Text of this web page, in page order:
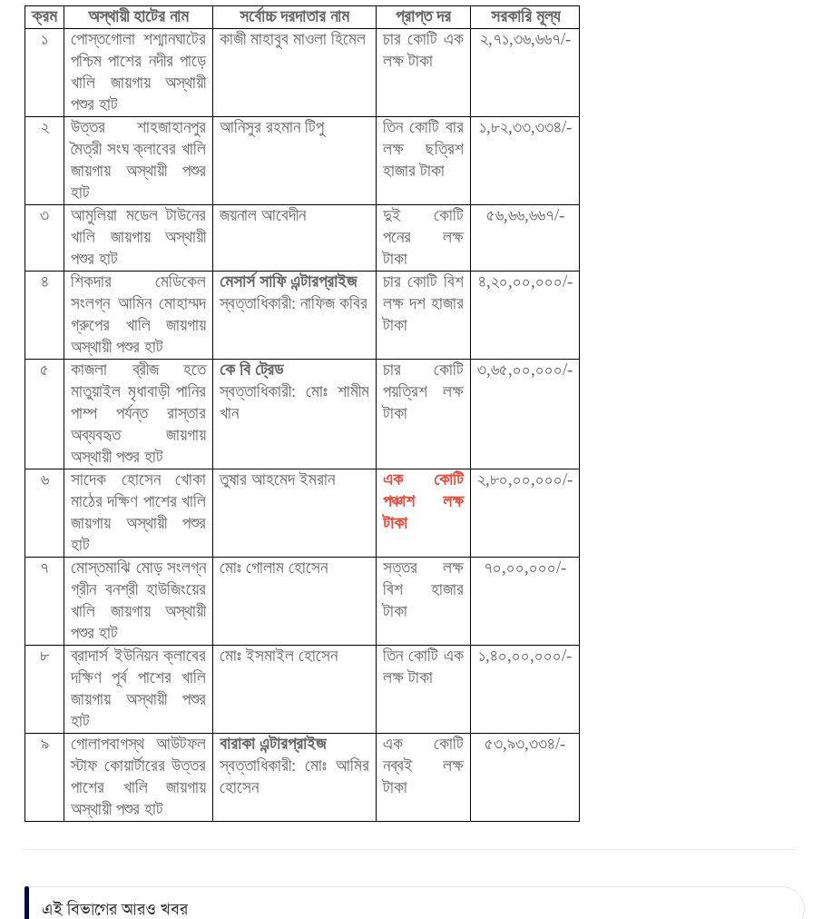
ক্রম
অস্থায়ী হাটের নাম সর্বোচ্চ দরদাতার নাম প্রাপ্ত দর
সরকারি মূল্য
১
পোস্তগোলা শশ্মানঘাটের
পশ্চিম পাশের নদীর পাড়ে
খালি জায়গায় অস্থায়ী
পশুর হাট
কাজী মাহাবুব মাওলা হিমেল
চার কোটি এক
লক্ষ টাকা
২,৭১,৩৬,৬৬৭/-
২
উত্তর শাহজাহানপুর
মৈত্রী সংঘ ক্লাবের খালি
জায়গায় অস্থায়ী পশুর
হাট
আনিসুর রহমান টিপু
তিন কোটি বার
লক্ষ ছত্রিশ
হাজার টাকা
১,৮২,৩৩,৩৩৪/-
৩
আমুলিয়া মডেল টাউনের
খালি জায়গায় অস্থায়ী
পশুর হাট
জয়নাল আবেদীন
দুই কোটি
পনের লক্ষ
টাকা
৫৬,৬৬,৬৬৭/-
৪
শিকদার মেডিকেল
সংলগ্ন আমিন মোহাম্মদ
গ্রুপের খালি জায়গায়
অস্থায়ী পশুর হাট
মেসার্স সাফি এন্টারপ্রাইজ
স্বত্তাধিকারী: নাফিজ কবির
চার কোটি বিশ
লক্ষ দশ হাজার
টাকা
৪,২০,০০,০০০/-
৫
কাজলা ব্রীজ হতে
মাতুয়াইল মৃধাবাড়ী পানির
পাম্প পর্যন্ত রাস্তার
অব্যবহৃত জায়গায়
অস্থায়ী পশুর হাট
কে বি ট্রেড
স্বত্তাধিকারী: মোঃ শামীম
খান
চার কোটি
পয়ত্রিশ লক্ষ
টাকা
৩,৬৫,০০,০০০/-
৬
সাদেক হোসেন খোকা
মাঠের দক্ষিণ পাশের খালি
জায়গায় অস্থায়ী পশুর
হাট
তুষার আহমেদ ইমরান
এক কোটি
পঞ্চাশ লক্ষ
টাকা
২,৮০,০০,০০০/-
৭
মোস্তমাঝি মোড় সংলগ্ন
গ্রীন বনশ্রী হাউজিংয়ের
খালি জায়গায় অস্থায়ী
পশুর হাট
মোঃ গোলাম হোসেন
সত্তর লক্ষ
বিশ হাজার
টাকা
৭০,০০,০০০/-
৮
ব্রাদার্স ইউনিয়ন ক্লাবের
দক্ষিণ পূর্ব পাশের খালি
জায়গায় অস্থায়ী পশুর
হাট
মোঃ ইসমাইল হোসেন
তিন কোটি এক
লক্ষ টাকা
১,৪০,০০,০০০/-
৯
গোলাপবাগস্থ আউটফল
স্টাফ কোয়ার্টারের উত্তর
পাশের খালি জায়গায়
অস্থায়ী পশুর হাট
বারাকা এন্টারপ্রাইজ
স্বত্তাধিকারী: মোঃ আমির
হোসেন
এক কোটি
নব্বই লক্ষ
টাকা
৫৩,৯৩,৩৩৪/-
এই বিভাগের আরও খবর